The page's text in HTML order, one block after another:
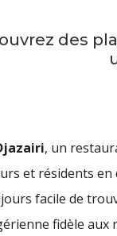
des
, un
et résidents
facile de
fidèle aux